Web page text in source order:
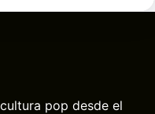
pop desde el